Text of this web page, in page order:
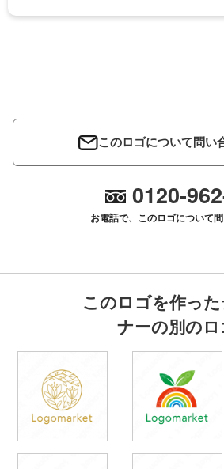
このロゴについて問い
0120-
お電話で、このロゴについて
このロゴを作っ
ナーの別の